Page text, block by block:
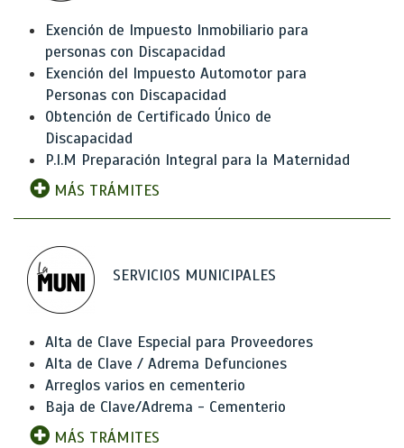
Exención de Impuesto Inmobiliario para
personas con Discapacidad
Exención del Impuesto Automotor para
Personas con Discapacidad
Obtención de Certificado Único de
Discapacidad
P.I.M Preparación Integral para la Maternidad
MÁS TRÁMITES
SERVICIOS MUNICIPALES
Alta de Clave Especial para Proveedores
Alta de Clave / Adrema Defunciones
Arreglos varios en cementerio
Baja de Clave/Adrema - Cementerio
MÁS TRÁMITES